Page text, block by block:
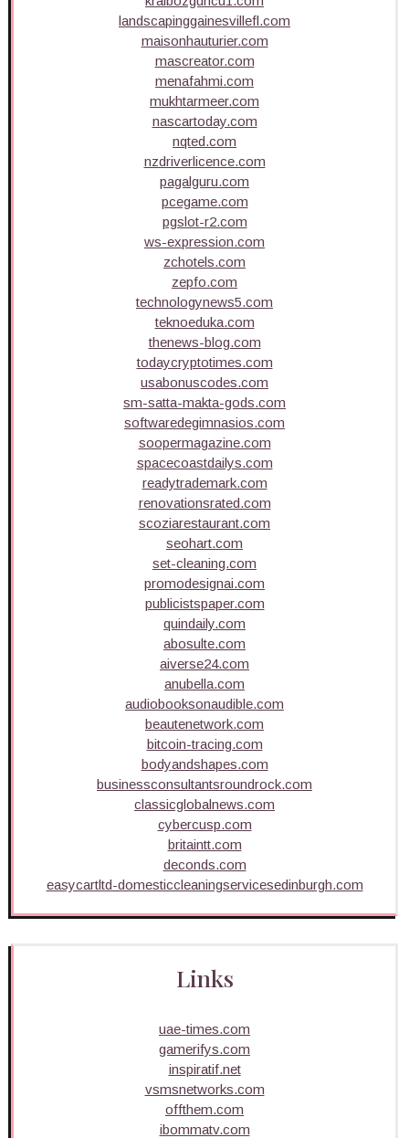
landscapinggainesvillefl.com
maisonhauturier.com
mascreator.com
menafahmi.com
mukhtarmeer.com
nascartoday.com
nqted.com
nzdriverlicence.com
pagalguru.com
pcegame.com
pgslot-r2.com
ws-expression.com
zchotels.com
zepfo.com
technologynews5.com
teknoeduka.com
thenews-blog.com
todaycryptotimes.com
usabonuscodes.com
sm-satta-makta-gods.com
softwaredegimnasios.com
soopermagazine.com
spacecoastdailys.com
readytrademark.com
renovationsrated.com
scoziarestaurant.com
seohart.com
set-cleaning.com
promodesignai.com
publicistspaper.com
quindaily.com
abosulte.com
aiverse24.com
anubella.com
audiobooksonaudible.com
beautenetwork.com
bitcoin-tracing.com
bodyandshapes.com
businessconsultantsroundrock.com
classicglobalnews.com
cybercusp.com
britaintt.com
deconds.com
easycartltd-domesticcleaningservicesedinburgh.com
Links
uae-times.com
gamerifys.com
inspiratif.net
vsmsnetworks.com
offthem.com
ibommatv.com